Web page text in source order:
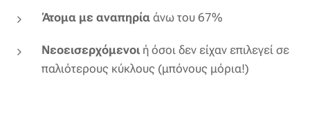
Άτομα με αναπηρία άνω του 67%
Νεοεισερχόμενοι ή όσοι δεν είχαν επιλεγεί σε
παλιότερους κύκλους (μπόνους μόρια!)